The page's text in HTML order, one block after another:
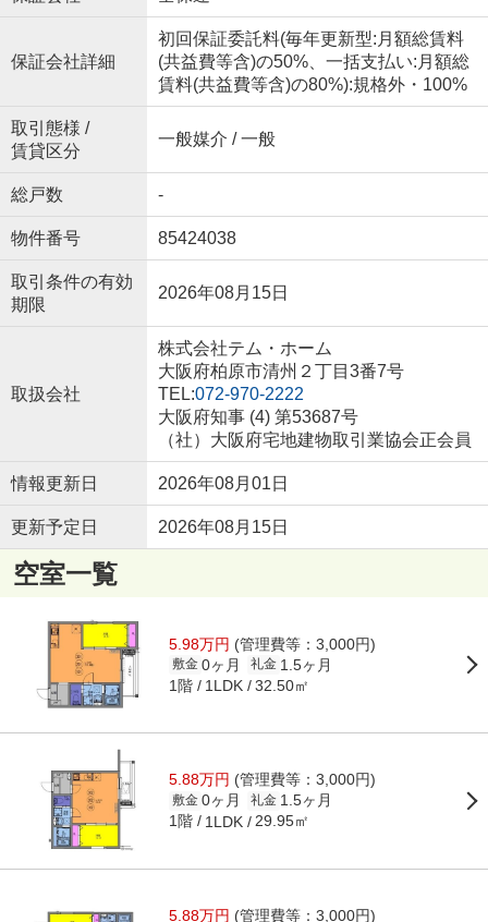
保証会社詳細
初回保証委託料(毎年更新型:月額総賃料
(共益費等含)の50%、一括支払い:月額総
賃料(共益費等含)の80%):規格外・100%
取引態様 /
賃貸区分
一般媒介 / 一般
総戸数 -
物件番号 85424038
取引条件の有効
期限
2026年08月15日
取扱会社
株式会社テム・ホーム
大阪府柏原市清州２丁目3番7号
TEL:072-970-2222
大阪府知事 (4) 第53687号
（社）大阪府宅地建物取引業協会正会員
情報更新日 2026年08月01日
更新予定日 2026年08月15日
空室一覧
5.98万円 (管理費等：3,000円)
敷金 0ヶ月 礼金 1.5ヶ月
1階 1LDK 32.50㎡
5.88万円 (管理費等：3,000円)
敷金 0ヶ月 礼金 1.5ヶ月
1階 1LDK 29.95㎡
5.88万円 (管理費等：3,000円)